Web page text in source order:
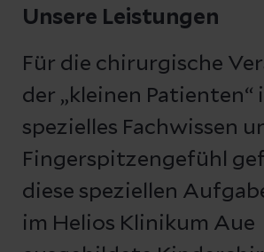
Unsere Leistungen
Für die chirurgische
der „kleinen Patienten“
spezielles Fachwissen
Fingerspitzengefühl
diese speziellen
im Helios Klinikum Aue